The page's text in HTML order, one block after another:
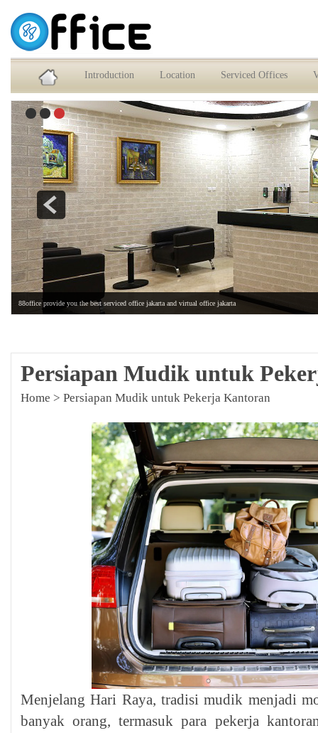
Service Office dan Virtual Office Jakarta Selatan
Introduction Location Serviced Offices
88office provide you the best serviced office jakarta and virtual office jakarta
Persiapan Mudik untuk
Home > Persiapan Mudik untuk Pekerja Kantoran
Menjelang Hari Raya, tradisi mudik menjadi
banyak orang, termasuk para pekerja